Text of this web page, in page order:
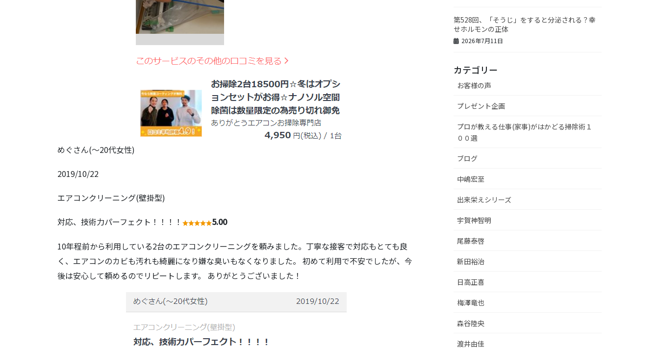
めぐさん(〜20代女性)
2019/10/22
エアコンクリーニング(壁掛型)
対応、技術力パーフェクト！！！！ 5.00
10年程前から利用している2台のエアコンクリーニングを頼みました。丁寧な接客で対応もとても良
く、エアコンのカビも汚れも綺麗になり嫌な臭いもなくなりました。 初めて利用で不安でしたが、今
後は安心して頼めるのでリピートします。 ありがとうございました！
第528回、「そうじ」をすると分泌される？幸
せホルモンの正体
2026年7月11日
カテゴリー
お客様の声
プレゼント企画
プロが教える仕事(家事)がはかどる掃除術１
００選
ブログ
中嶋宏至
出来栄えシリーズ
宇賀神智明
尾藤泰啓
新田裕治
日高正喜
梅澤竜也
森谷陸央
渡井由佳